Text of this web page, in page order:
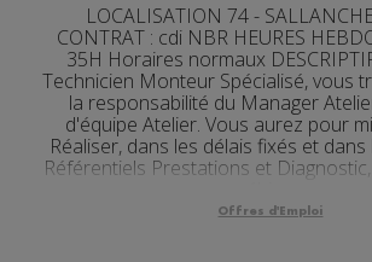
LOCALISATION 74 -
CONTRAT : cdi NBR HEURES
35H Horaires normaux
Technicien Monteur Spécialisé, vous
la responsabilité du Manager
d'équipe Atelier. Vous aurez pour
Réaliser, dans les délais fixés et
Référentiels Prestations et
Offres d'Emploi